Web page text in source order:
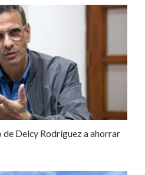
Delcy Rodríguez a ahorrar